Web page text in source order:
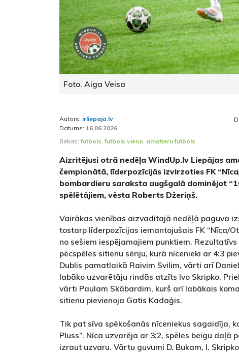
Foto. Aiga Veisa
Autors: irliepaja.lv
Datums: 16.06.2026
Birkas:futbols,futbols vieno, amatieru futbols
Aizritējusi otrā nedēļa WindUp.lv Liepājas
čempionātā, līderpozīcijās izvirzoties FK
bombardieru saraksta augšgalā dominējot
spēlētājiem, vēsta Roberts Džeriņš.
Vairākas vienības aizvadītajā nedēļā paguva
tostarp līderpozīcijas iemantojušais FK “Nīca/
no sešiem iespējamajiem punktiem.
pēcspēles sitienu sēriju, kurā nīcenieki ar 4:3
Dublis pamatlaikā Raivim Svilim, vārti arī
labāko uzvarētāju rindās atzīts Ivo Skripko.
vārti Paulam Skābardim, kurš arī labākais
sitienu pievienoja Gatis Kadaģis.
Tik pat sīva spēkošanās nīceniekus sagaidīja,
Pluss”. Nīca uzvarēja ar 3:2, spēles beigu daļā
izraut uzvaru. Vārtu guvumi D. Bukam, I.